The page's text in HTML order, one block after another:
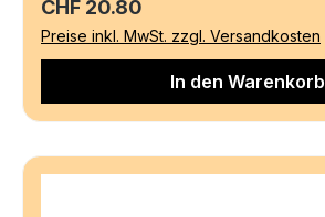
Regulärer Preis:
CHF 20.80
Preise inkl. MwSt. zzgl. Versandkosten
In den Warenkorb